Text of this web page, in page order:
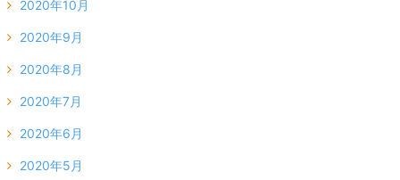
2020年10月
2020年9月
2020年8月
2020年7月
2020年6月
2020年5月